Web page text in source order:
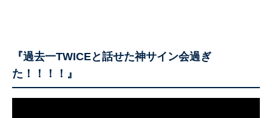
『過去一TWICEと話せた神サイン会過ぎ
た！！！！』